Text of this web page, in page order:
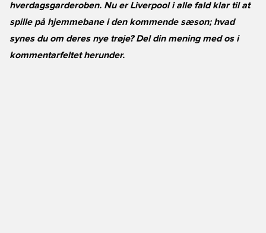
hverdagsgarderoben. Nu er Liverpool i alle fald klar til at
spille på hjemmebane i den kommende sæson; hvad
synes du om deres nye trøje? Del din mening med os i
kommentarfeltet herunder.